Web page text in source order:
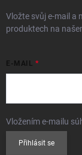
Vložte svůj e-mail a
produktech na
E-MAIL
Vložením e-mailu
Přihlásit se